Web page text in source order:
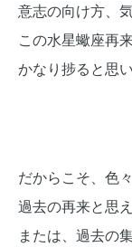
意志の向け方、
この水星蠍座再
かなり捗ると思い
だからこそ、色
過去の再来と思
または、過去の